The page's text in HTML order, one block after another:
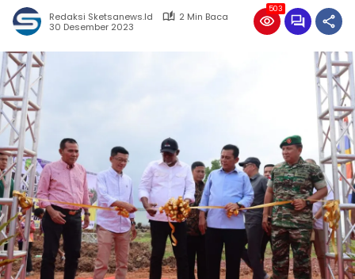
Redaksi Sketsanews.id
2 Min Baca
30 Desember 2023
503